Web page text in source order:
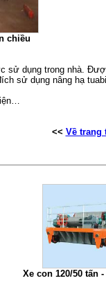
chiều
sử dụng trong nhà.
sử dụng nâng hạ
<< Về trang
Xe con 120/50 tấn